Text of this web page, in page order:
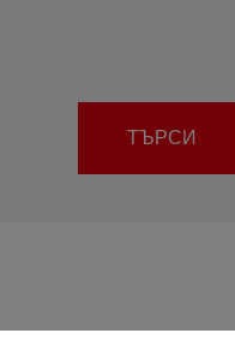
ТЪРСИ